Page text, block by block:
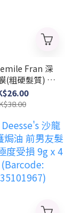
Fran 深
(粗硬髮質) 菱
/盒 (Barcode: